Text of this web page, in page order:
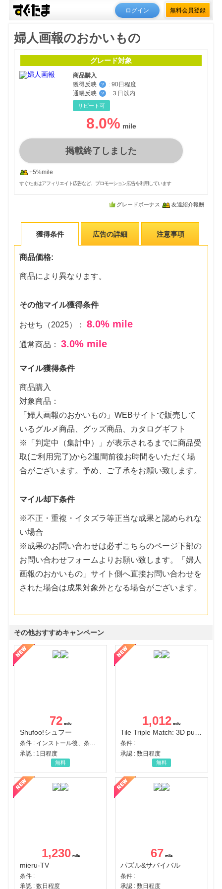
ログイン 無料会員登録
婦人画報のおかいもの
グレード対象
商品購入
獲得反映
？ : 90日程度
通帳反映
？ : ３日以内
リピート可
8.0%
掲載終了しました
+5%mile
すぐたまはアフィリエイト広告など、プロモーション広告を利用しています
グレードボーナス 友達紹介報酬
獲得条件 広告の詳細 注意事項
商品価格:
商品により異なります。
その他マイル獲得条件
おせち（2025）：8.0% mile
通常商品：3.0% mile
マイル獲得条件
商品購入
対象商品：
「婦人画報のおかいもの」WEBサイトで販売して
いるグルメ商品、グッズ商品、カタログギフト
※「判定中（集計中）」が表示されるまでに商品受
取(ご利用完了)から2週間前後お時間をいただく場
合がございます。予め、ご了承をお願い致します。
マイル却下条件
※不正・重複・イタズラ等正当な成果と認められな
い場合
※成果のお問い合わせは必ずこちらのページ下部の
お問い合わせフォームよりお願い致します。「婦人
画報のおかいもの」サイト側へ直接お問い合わせを
された場合は成果対象外となる場合がございます。
その他おすすめキャンペーン
72
Shufoo!シュフー
条件 : インストール後、条件達成
承認 : 1日程度
無料
1,012
Tile Triple Match: 3D puzzle
条件 :
承認 : 数日程度
無料
1,230
mieru-TV
条件 :
承認 : 数日程度
67
パズル&サバイバル
条件 :
承認 : 数日程度